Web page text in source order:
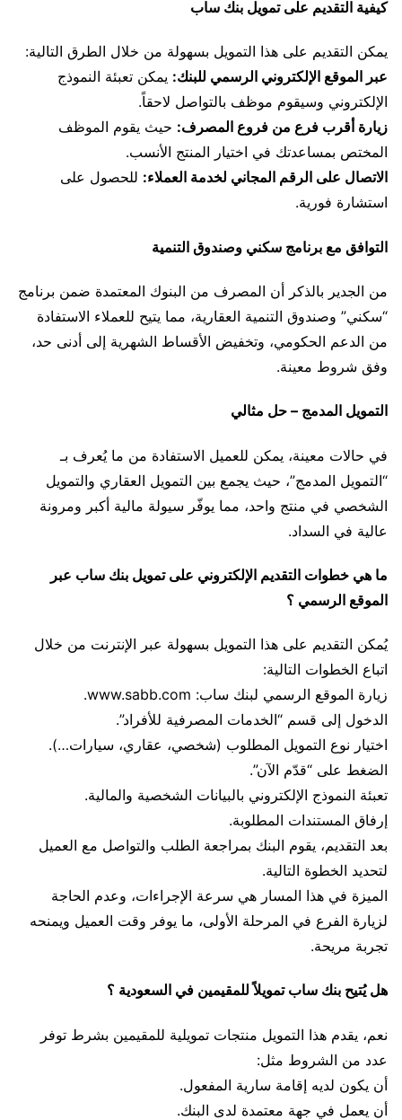
كيفية التقديم على تمويل بنك ساب
يمكن التقديم على هذا التمويل بسهولة من خلال الطرق التالية:
عبر الموقع الإلكتروني الرسمي للبنك: يمكن تعبئة النموذج
الإلكتروني وسيقوم موظف بالتواصل لاحقاً.
زيارة أقرب فرع من فروع المصرف: حيث يقوم الموظف
المختص بمساعدتك في اختيار المنتج الأنسب.
الاتصال على الرقم المجاني لخدمة العملاء: للحصول على
استشارة فورية.
التوافق مع برنامج سكني وصندوق التنمية
من الجدير بالذكر أن المصرف من البنوك المعتمدة ضمن برنامج
“سكني” وصندوق التنمية العقارية، مما يتيح للعملاء الاستفادة
من الدعم الحكومي، وتخفيض الأقساط الشهرية إلى أدنى حد،
وفق شروط معينة.
التمويل المدمج – حل مثالي
في حالات معينة، يمكن للعميل الاستفادة من ما يُعرف بـ
“التمويل المدمج”، حيث يجمع بين التمويل العقاري والتمويل
الشخصي في منتج واحد، مما يوفّر سيولة مالية أكبر ومرونة
عالية في السداد.
ما هي خطوات التقديم الإلكتروني على تمويل بنك ساب عبر
الموقع الرسمي ؟
يُمكن التقديم على هذا التمويل بسهولة عبر الإنترنت من خلال
اتباع الخطوات التالية:
زيارة الموقع الرسمي لبنك ساب: www.sabb.com.
الدخول إلى قسم “الخدمات المصرفية للأفراد”.
اختيار نوع التمويل المطلوب (شخصي، عقاري، سيارات…).
الضغط على “قدّم الآن”.
تعبئة النموذج الإلكتروني بالبيانات الشخصية والمالية.
إرفاق المستندات المطلوبة.
بعد التقديم، يقوم البنك بمراجعة الطلب والتواصل مع العميل
لتحديد الخطوة التالية.
الميزة في هذا المسار هي سرعة الإجراءات، وعدم الحاجة
لزيارة الفرع في المرحلة الأولى، ما يوفر وقت العميل ويمنحه
تجربة مريحة.
هل يُتيح بنك ساب تمويلاً للمقيمين في السعودية ؟
نعم، يقدم هذا التمويل منتجات تمويلية للمقيمين بشرط توفر
عدد من الشروط مثل:
أن يكون لديه إقامة سارية المفعول.
أن يعمل في جهة معتمدة لدى البنك.